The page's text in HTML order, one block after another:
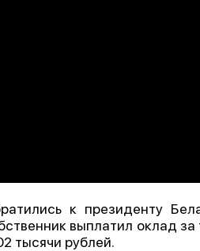
к президенту
выплатил оклад за
тысячи рублей.